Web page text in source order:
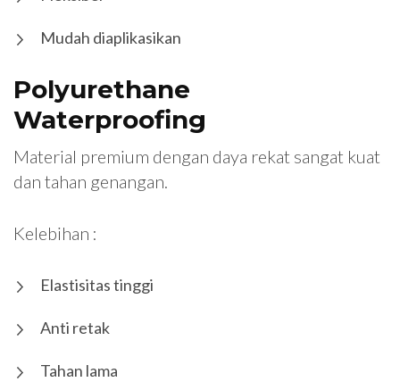
Mudah diaplikasikan
Polyurethane
Waterproofing
Material premium dengan daya rekat sangat kuat
dan tahan genangan.
Kelebihan :
Elastisitas tinggi
Anti retak
Tahan lama